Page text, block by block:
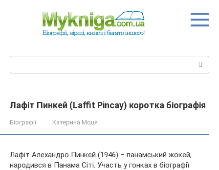
Лафіт Пинкей (Laffit Pincay) коротка біографія
Біографії Катерина Моця
Лафіт Алехандро Пинкей (1946) – панамський жокей,
народився в Панама Сіті. Участь у гонках в біографії